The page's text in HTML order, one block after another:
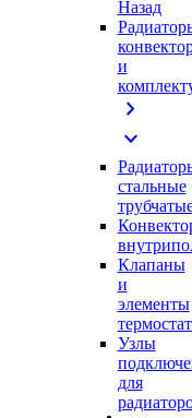
Назад
и
chevron_right
expand_more
стальные
Клапаны
и
элементы
Узлы
для